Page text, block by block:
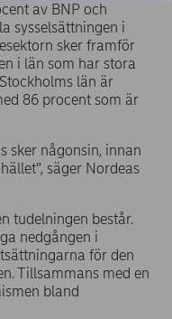
av BNP och
sysselsättningen i
sker framför
i län som har stora
län är
86 procent som är
sker någonsin, innan
säger Nordeas
tudelningen består.
nedgången i
för den
Tillsammans med en
bland